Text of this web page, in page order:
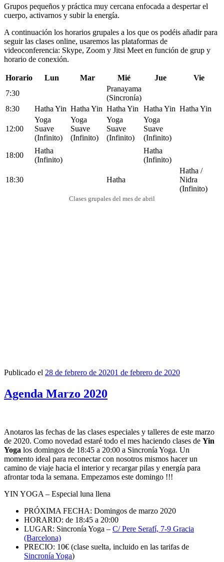
Grupos pequeños y práctica muy cercana enfocada a despertar el
cuerpo, activarnos y subir la energía.
A continuación los horarios grupales a los que os podéis añadir para
seguir las clases online, usaremos las plataformas de
videoconferencia: Skype, Zoom y Jitsi Meet en función de grup y
horario de conexión.
Horario Lun Mar Mié Jue
Vie
7:30
Pranayama
(Sincronía)
8:30
Hatha Yin Hatha Yin Hatha Yin Hatha Yin Hatha Yin
12:00
Yoga
Suave
(Infinito)
Yoga
Suave
(Infinito)
Yoga
Suave
(Infinito)
Yoga
Suave
(Infinito)
18:00
Hatha
(Infinito)
Hatha
(Infinito)
18:30 Hatha
Hatha /
Nidra
(Infinito)
Clases grupales del mes de abril
Publicado el 28 de febrero de 20201 de febrero de 2020
Agenda Marzo 2020
Anotaros las fechas de las clases especiales y talleres de este marzo
de 2020. Como novedad estaré todo el mes haciendo clases de Yin
Yoga los domingos de 18:45 a 20:00 a Sincronía Yoga. Un
momento ideal para reconectar con nosotros mismos hacer un
camino de viaje hacia el interior y recargar pilas y energía para
afrontar toda la semana. Empezamos este domingo !!!
YIN YOGA – Especial luna llena
PRÓXIMA FECHA: Domingos de marzo 2020
HORARIO: de 18:45 a 20:00
LUGAR: Sincronía Yoga – C/ Pere Serafí, 7-9 Gracia
(Barcelona)
PRECIO: 10€ (clase suelta, incluido en las tarifas de
Sincronía Yoga)